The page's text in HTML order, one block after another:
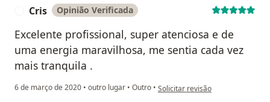
Cris Opinião Verificada
Excelente profissional, super atenciosa e de
uma energia maravilhosa, me sentia cada vez
mais tranquila .
6 de março de 2020 • outro lugar • Outro • na opinião do utilizador Cris
Solicitar revisão